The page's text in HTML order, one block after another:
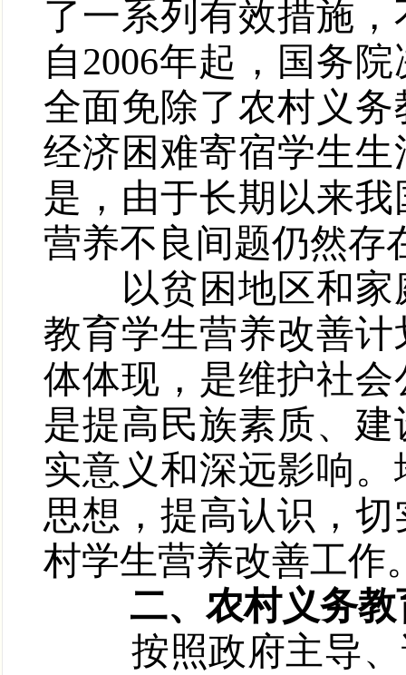
了一系列有效措施
自2006年起，国务
全面免除了农村义
经济困难寄宿学生
是，由于长期以来
营养不良间题仍然存
以贫困地区和家
教育学生营养改善
体体现，是维护社
是提高民族素质、
实意义和深远影响
思想，提高认识，
村学生营养改善工作
二、农村义务
按照政府主导、